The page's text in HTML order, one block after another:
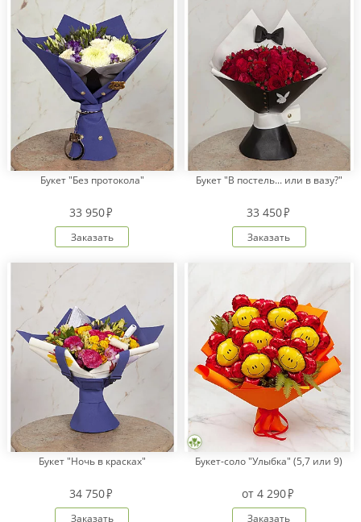
Букет "Без протокола"
33 950
Заказать
Букет "В постель... или в вазу?"
33 450
Заказать
Букет "Ночь в красках"
34 750
Заказать
Букет-соло "Улыбка" (5,7 или 9)
от4 290
Заказать